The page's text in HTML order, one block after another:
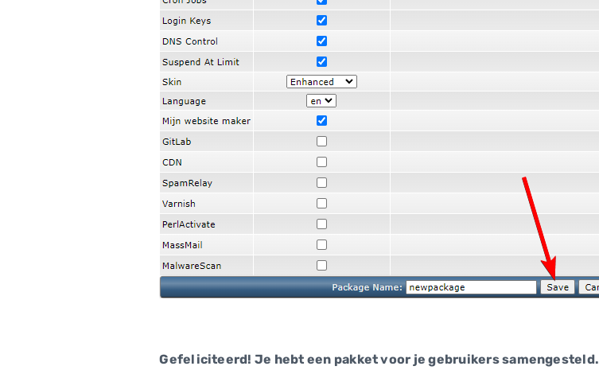
Gefeliciteerd! Je hebt een pakket voor je gebruikers samengesteld.